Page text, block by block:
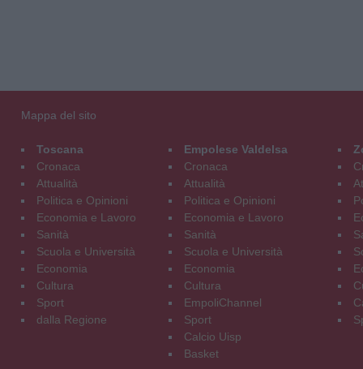
Mappa del sito
Toscana
Cronaca
Attualità
Politica e Opinioni
Economia e Lavoro
Sanità
Scuola e Università
Economia
Cultura
Sport
dalla Regione
Empolese Valdelsa
Cronaca
Attualità
Politica e Opinioni
Economia e Lavoro
Sanità
Scuola e Università
Economia
Cultura
EmpoliChannel
Sport
Calcio Uisp
Basket